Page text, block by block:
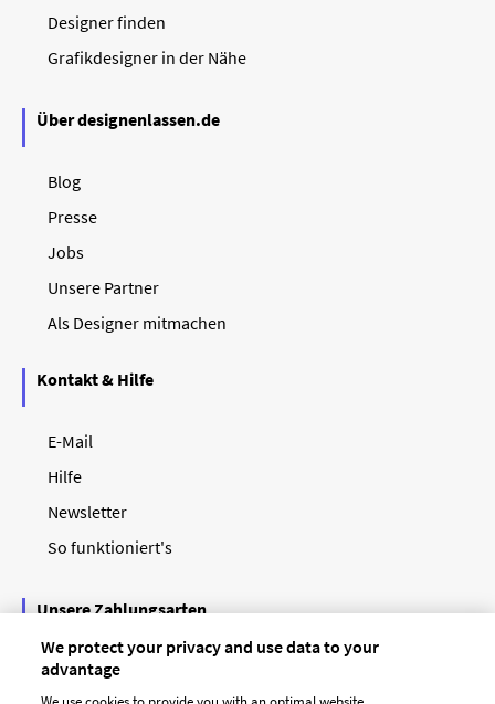
Designer finden
Grafikdesigner in der Nähe
Über designenlassen.de
Blog
Presse
Jobs
Unsere Partner
Als Designer mitmachen
Kontakt & Hilfe
E-Mail
Hilfe
Newsletter
So funktioniert's
Unsere Zahlungsarten
We protect your privacy and use data to your
advantage